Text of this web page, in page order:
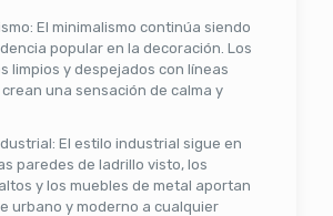
El minimalismo continúa siendo
popular en la decoración. Los
limpios y despejados con líneas
una sensación de calma y
El estilo industrial sigue en
paredes de ladrillo visto, los
y los muebles de metal aportan
urbano y moderno a cualquier